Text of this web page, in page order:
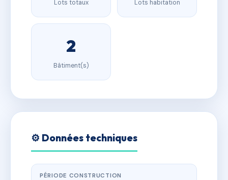
Lots totaux Lots habitation
2
Bâtiment(s)
⚙️ Données techniques
PÉRIODE CONSTRUCTION